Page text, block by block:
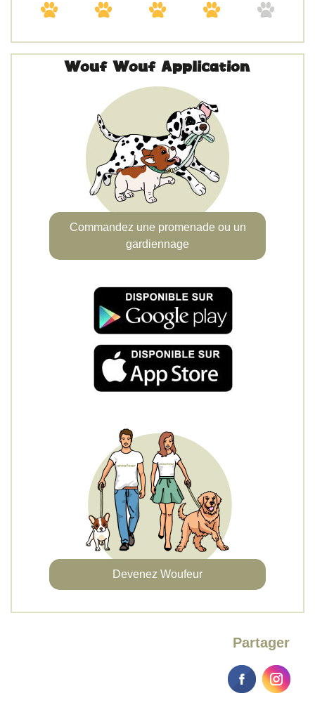
Wouf Wouf Application
Commandez une promenade ou un
gardiennage
Devenez Woufeur
Partager